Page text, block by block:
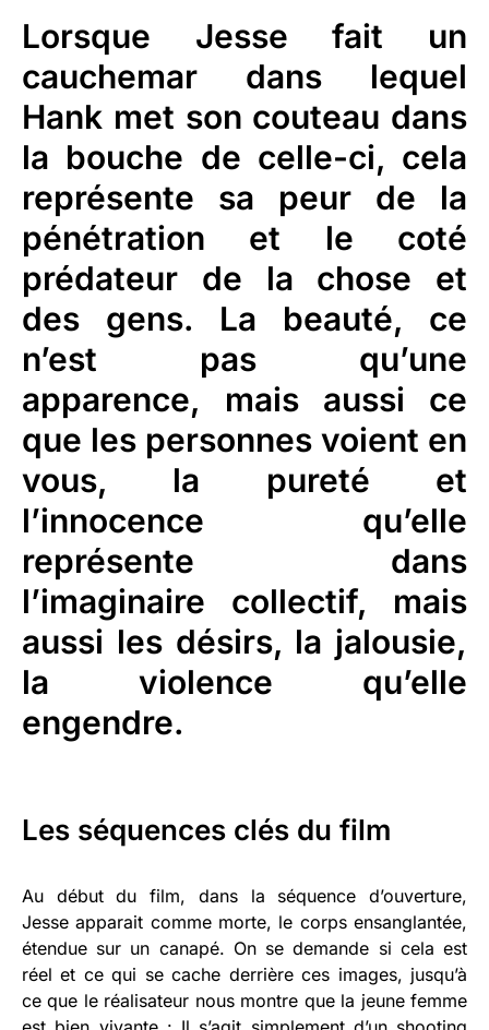
Lorsque Jesse fait un
cauchemar dans lequel
Hank met son couteau dans
la bouche de celle-ci, cela
représente sa peur de la
pénétration et le coté
prédateur de la chose et
des gens. La beauté, ce
n’est pas qu’une
apparence, mais aussi ce
que les personnes voient en
vous, la pureté et
l’innocence qu’elle
représente dans
l’imaginaire collectif, mais
aussi les désirs, la jalousie,
la violence qu’elle
engendre.
Les séquences clés du film
Au début du film, dans la séquence d’ouverture,
Jesse apparait comme morte, le corps ensanglantée,
étendue sur un canapé. On se demande si cela est
réel et ce qui se cache derrière ces images, jusqu’à
ce que le réalisateur nous montre que la jeune femme